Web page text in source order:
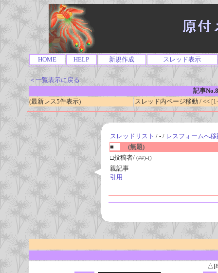
HOME HELP 新規作成 スレッド表示
＜一覧表示に戻る
記事
(最新レス5件表示)
スレッド内ページ移動 / <<
スレッドリスト / - / レスフォームへ移
■
(無題)
□投稿者/ (##)-()
親記事
引用